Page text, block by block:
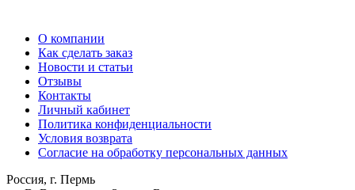
О компании
Как сделать заказ
Новости и статьи
Отзывы
Контакты
Личный кабинет
Политика конфиденциальности
Условия возврата
Согласие на обработку персональных данных
Россия, г. Пермь